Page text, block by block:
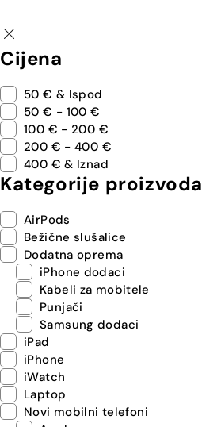
Cijena
50 € & Ispod
50 € - 100 €
100 € - 200 €
200 € - 400 €
400 € & Iznad
Kategorije proizvoda
AirPods
Bežične slušalice
Dodatna oprema
iPhone dodaci
Kabeli za mobitele
Punjači
Samsung dodaci
iPad
iPhone
iWatch
Laptop
Novi mobilni telefoni